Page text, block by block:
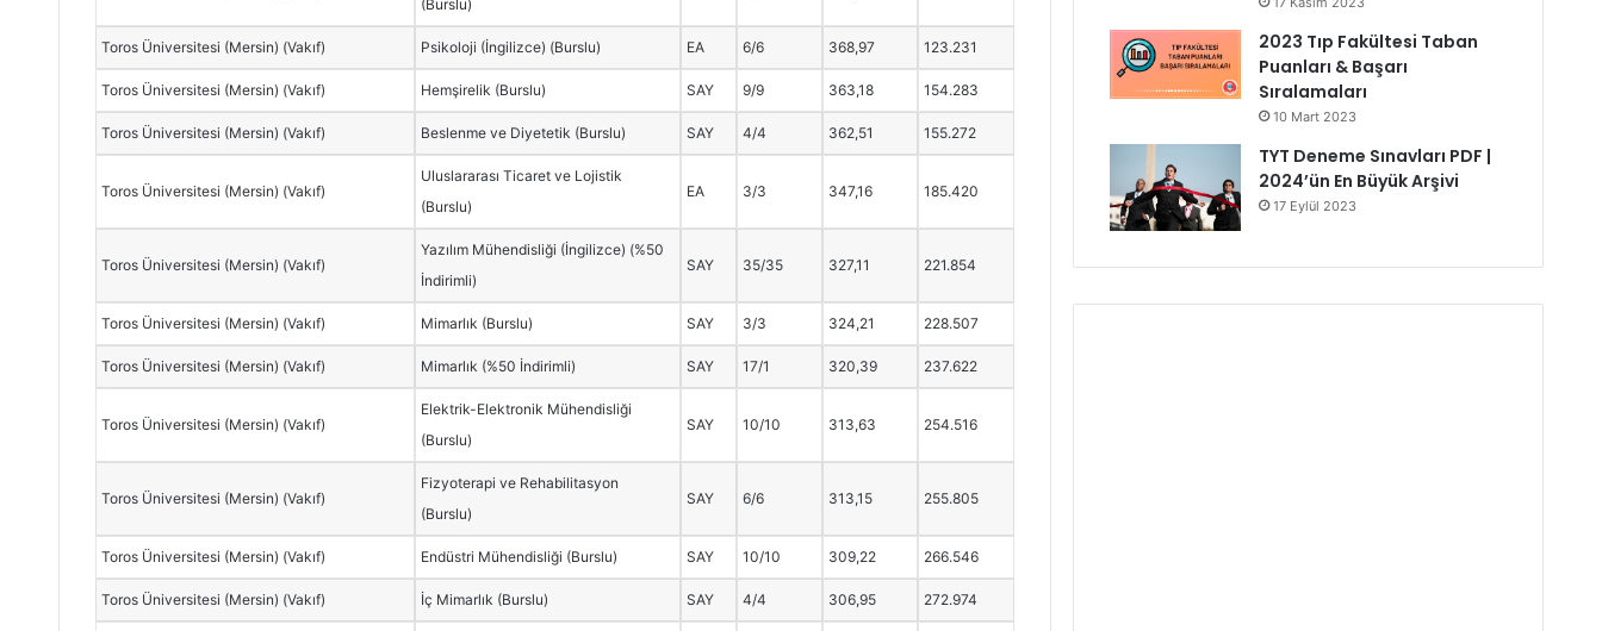
(Burslu)
Toros Üniversitesi (Mersin) (Vakıf) Psikoloji (İngilizce) (Burslu) EA 6/6 368,97 123.231
Toros Üniversitesi (Mersin) (Vakıf) Hemşirelik (Burslu) SAY 9/9 363,18 154.283
Toros Üniversitesi (Mersin) (Vakıf) Beslenme ve Diyetetik (Burslu) SAY 4/4 362,51 155.272
Toros Üniversitesi (Mersin) (Vakıf)
Uluslararası Ticaret ve Lojistik
(Burslu)
EA 3/3 347,16 185.420
Toros Üniversitesi (Mersin) (Vakıf)
Yazılım Mühendisliği (İngilizce) (%50
İndirimli)
SAY 35/35 327,11 221.854
Toros Üniversitesi (Mersin) (Vakıf) Mimarlık (Burslu) SAY 3/3 324,21 228.507
Toros Üniversitesi (Mersin) (Vakıf) Mimarlık (%50 İndirimli) SAY 17/1 320,39 237.622
Toros Üniversitesi (Mersin) (Vakıf)
Elektrik-Elektronik Mühendisliği
(Burslu)
SAY 10/10 313,63 254.516
Toros Üniversitesi (Mersin) (Vakıf)
Fizyoterapi ve Rehabilitasyon
(Burslu)
SAY 6/6 313,15 255.805
Toros Üniversitesi (Mersin) (Vakıf) Endüstri Mühendisliği (Burslu) SAY 10/10 309,22 266.546
Toros Üniversitesi (Mersin) (Vakıf) İç Mimarlık (Burslu) SAY 4/4 306,95 272.974
2023 Tıp Fakültesi Taban
Puanları & Başarı
Sıralamaları
10 Mart 2023
TYT Deneme Sınavları PDF |
2024’ün En Büyük Arşivi
17 Eylül 2023